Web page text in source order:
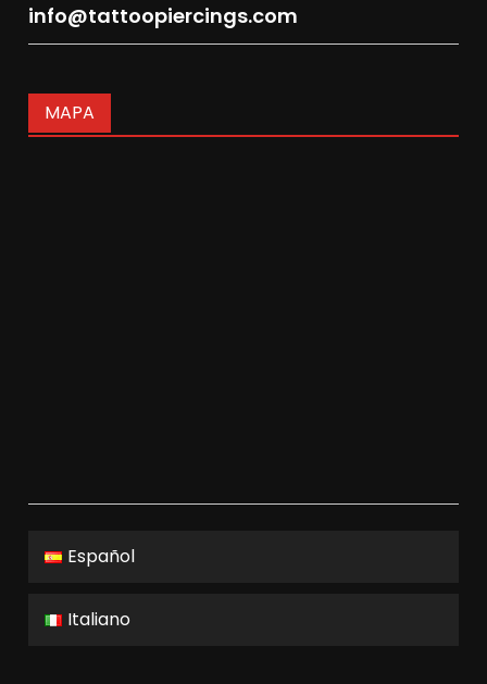
info@tattoopiercings.com
MAPA
Español
Italiano